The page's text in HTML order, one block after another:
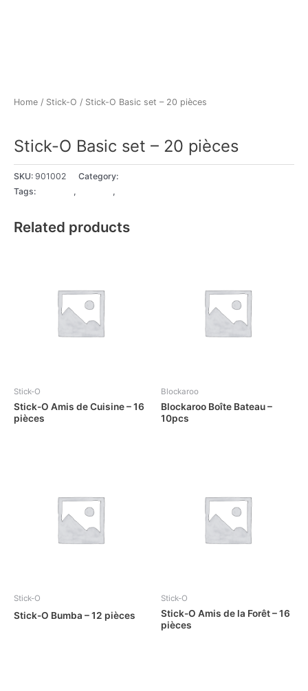
Home / Stick-O / Stick-O Basic set – 20 pièces
Stick-O Basic set – 20 pièces
SKU: 901002 Category:
Tags:
, ,
Related products
Stick-O
Stick-O Amis de Cuisine – 16
pièces
Blockaroo
Blockaroo Boîte Bateau –
10pcs
Stick-O
Stick-O Bumba – 12 pièces
Stick-O
Stick-O Amis de la Forêt – 16
pièces